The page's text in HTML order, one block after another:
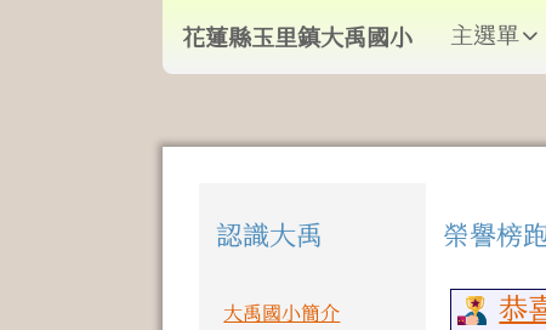
花蓮縣玉里鎮大禹國小
花蓮縣玉里鎮大禹國小 主選單
左邊區域內容
認識大禹
大禹國小簡介
上中
榮譽榜
恭喜